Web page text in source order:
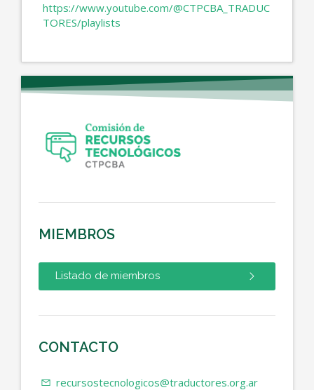
https://www.youtube.com/@CTPCBA_TRADUC
TORES/playlists
MIEMBROS
Listado de miembros
CONTACTO
recursostecnologicos@traductores.org.ar